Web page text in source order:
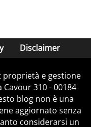
Disclaimer
proprietà e gestione
310 - 00184
blog non è una
aggiornato senza
considerarsi un